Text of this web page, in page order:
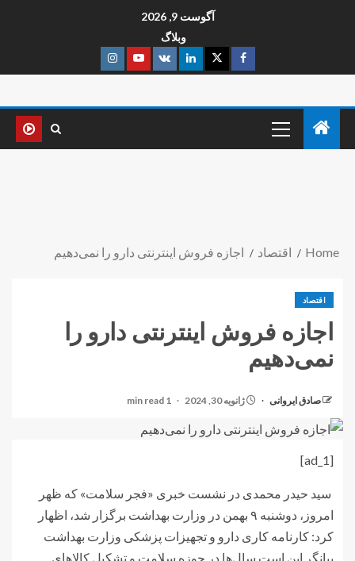
آگوست 9, 2026
وبلاگ
Home اقتصاد اجازه فروش اینترنتی دارو را نمی‌دهیم
اقتصاد
اجازه فروش اینترنتی دارو را
نمی‌دهیم
صادق ایروانی ژانویه 30, 2024 1 min read
[ad_1]
سید حیدر محمدی در نشست خبری «فجر سلامت» که ظهر
امروز، دوشنبه ۹ بهمن در وزارت بهداشت برگزار شد، اظهار
کرد: کارنامه کاری دارو و تجهیزات پزشکی وزارت بهداشت
بیانگر این است سال‌ها در حوزه سلامت و تشکیل کالاهای